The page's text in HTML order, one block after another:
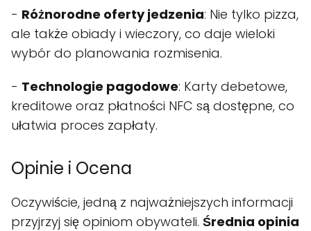
- Różnorodne oferty jedzenia: Nie tylko pizza,
ale także obiady i wieczory, co daje wieloki
wybór do planowania rozmisenia.
- Technologie pagodowe: Karty debetowe,
kreditowe oraz płatności NFC są dostępne, co
ułatwia proces zapłaty.
Opinie i Ocena
Oczywiście, jedną z najważniejszych informacji
przyjrzyj się opiniom obywateli. Średnia opinia